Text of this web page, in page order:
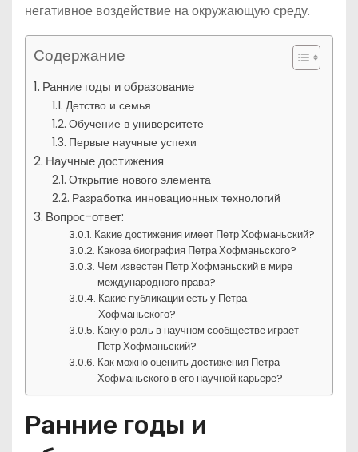
негативное воздействие на окружающую среду.
Содержание
Ранние годы и образование
Детство и семья
Обучение в университете
Первые научные успехи
Научные достижения
Открытие нового элемента
Разработка инновационных технологий
Вопрос-ответ:
Какие достижения имеет Петр Хофманьский?
Какова биография Петра Хофманьского?
Чем известен Петр Хофманьский в мире
международного права?
Какие публикации есть у Петра
Хофманьского?
Какую роль в научном сообществе играет
Петр Хофманьский?
Как можно оценить достижения Петра
Хофманьского в его научной карьере?
Ранние годы и